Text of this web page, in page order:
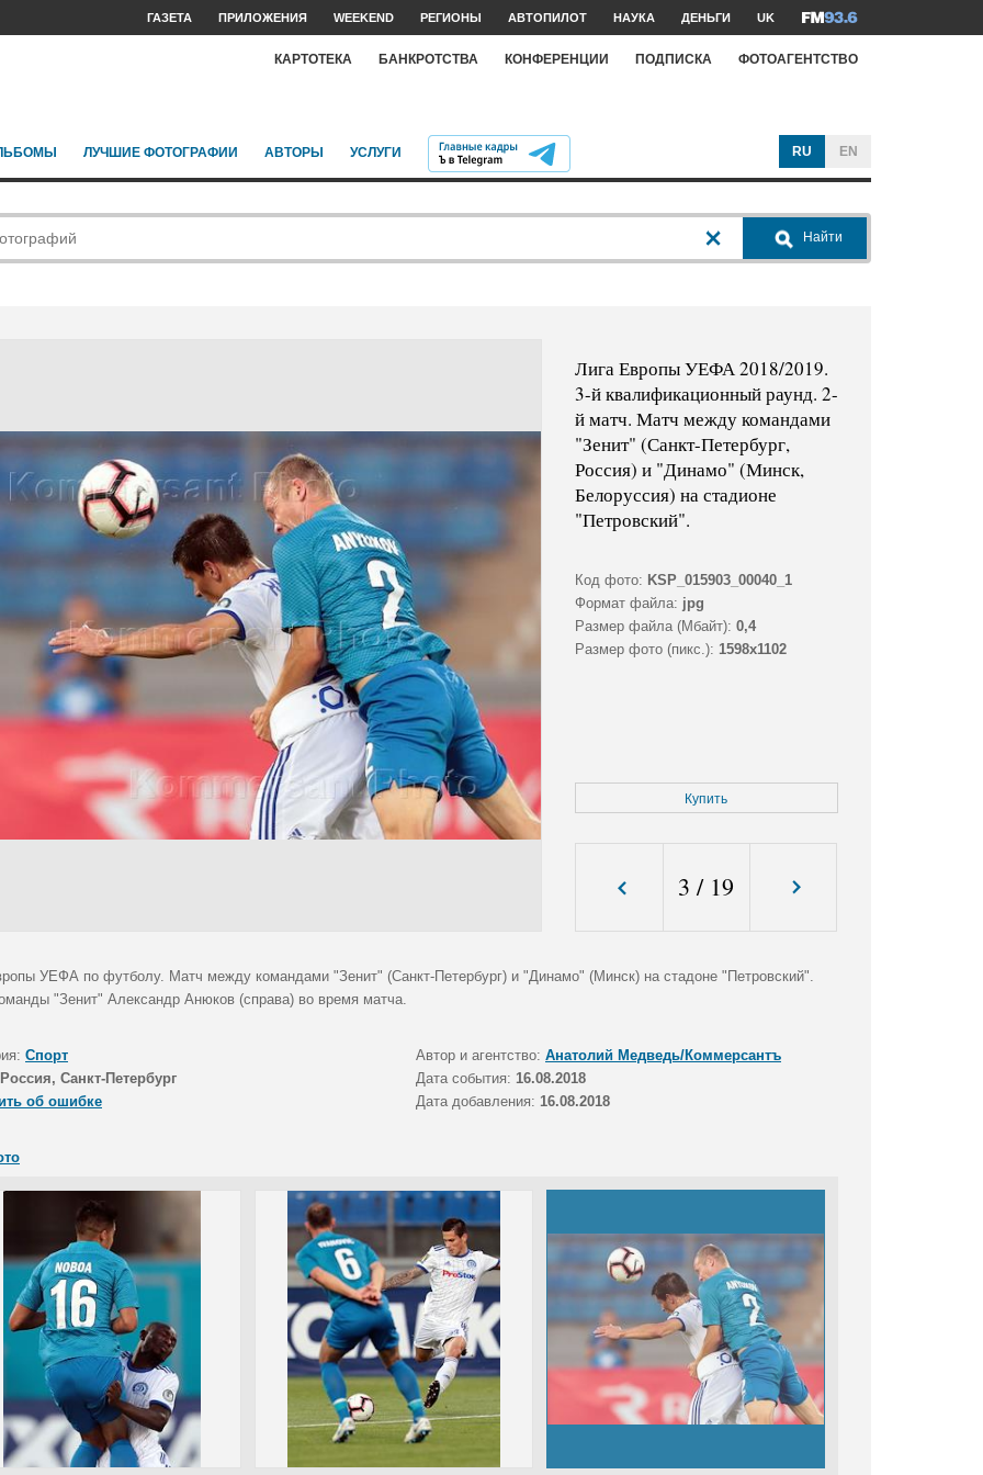
ГАЗЕТА ПРИЛОЖЕНИЯ WEEKEND РЕГИОНЫ АВТОПИЛОТ НАУКА ДЕНЬГИ UK
КАРТОТЕКА БАНКРОТСТВА КОНФЕРЕНЦИИ ПОДПИСКА ФОТОАГЕНТСТВО
ЛУЧШИЕ ФОТОГРАФИИ АВТОРЫ УСЛУГИ RU EN
Найти
Лига Европы УЕФА 2018/2019.
3-й квалификационный раунд. 2-
й матч. Матч между командами
"Зенит" (Санкт-Петербург,
Россия) и "Динамо" (Минск,
Белоруссия) на стадионе
"Петровский".
Код фото: KSP_015903_00040_1
Формат файла: jpg
Размер файла (Мбайт): 0,4
Размер фото (пикс.): 1598x1102
Купить
3 / 19
УЕФА по футболу. Матч между командами "Зенит" (Санкт-Петербург) и "Динамо" (Минск) на стадоне "Петровский".
"Зенит" Александр Анюков (справа) во время матча.
Спорт Автор и агентство: Анатолий Медведь/Коммерсантъ
Россия, Санкт-Петербург Дата события: 16.08.2018
об ошибке
Дата добавления: 16.08.2018